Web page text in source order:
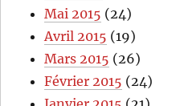
Mai 2015 (24)
Avril 2015 (19)
Mars 2015 (26)
Février 2015 (24)